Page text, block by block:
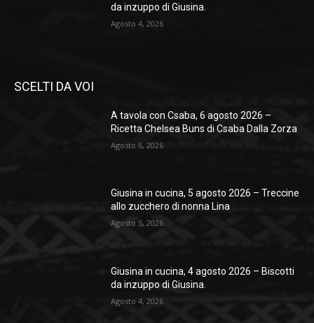
da inzuppo di Giusina.
Agosto 4, 2026
SCELTI DA VOI
A tavola con Csaba, 6 agosto 2026 –
Ricetta Chelsea Buns di Csaba Dalla Zorza
Agosto 6, 2026
Giusina in cucina, 5 agosto 2026 – Treccine
allo zucchero di nonna Lina
Agosto 5, 2026
Giusina in cucina, 4 agosto 2026 – Biscotti
da inzuppo di Giusina.
Agosto 4, 2026